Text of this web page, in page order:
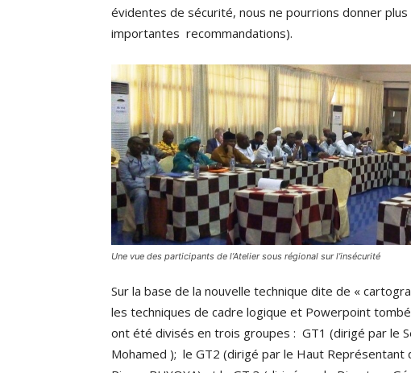
évidentes de sécurité, nous ne pourrions donner
importantes recommandations).
Une vue des participants de l’Atelier sous régional sur l’insécurité
Sur la base de la nouvelle technique dite de «
les techniques de cadre logique et Powerpoint
ont été divisés en trois groupes : GT1 (dirigé par le
Mohamed ); le GT2 (dirigé par le Haut Représentant